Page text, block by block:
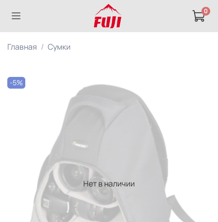
0
Главная Сумки
Нет в наличии
-5%